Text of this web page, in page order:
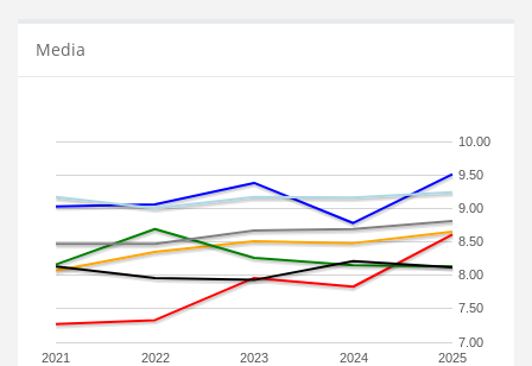
Media
2021 2022 2023 2024 2025
7.00
7.50
8.00
8.50
9.00
9.50
10.00